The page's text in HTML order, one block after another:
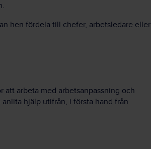
hen fördela till chefer, arbetsledare eller
arbeta med arbetsanpassning och
hjälp utifrån, i första hand från